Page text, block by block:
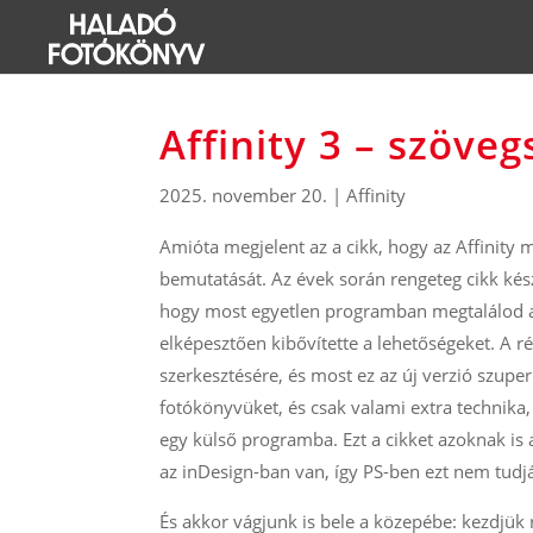
Affinity 3 –
2025. november 20. |Affinity
Amióta megjelent az a cikk, hogy az Affinity
bemutatását. Az évek során rengeteg cikk
hogy most egyetlen programban
elképesztően kibővítette a lehetőségeket. A
szerkesztésére, és most ez az új verzió
fotókönyvüket, és csak valami extra
egy külső programba. Ezt a cikket azoknak
az inDesign-ban van, így PS-ben ezt nem
És akkor vágjunk is bele a közepébe: